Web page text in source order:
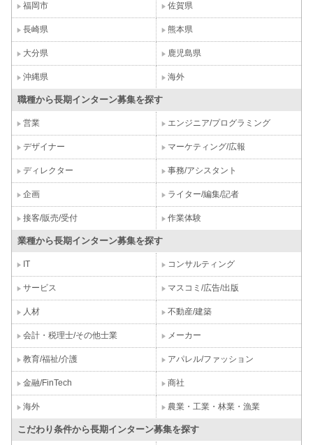
福岡市 佐賀県
長崎県 熊本県
大分県 鹿児島県
沖縄県 海外
職種から長期インターン募集を探す
営業 エンジニア/プログラミング
デザイナー マーケティング/広報
ディレクター 事務/アシスタント
企画 ライター/編集/記者
接客/販売/受付 作業体験
業種から長期インターン募集を探す
IT コンサルティング
サービス マスコミ/広告/出版
人材 不動産/建築
会計・税理士/その他士業 メーカー
教育/福祉/介護 アパレル/ファッション
金融/FinTech 商社
海外 農業・工業・林業・漁業
こだわり条件から長期インターン募集を探す